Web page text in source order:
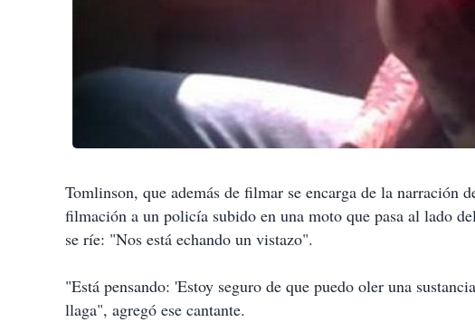
Tomlinson, que además de filmar se encarga de la narración
filmación a un policía subido en una moto que pasa al lado
se ríe: "Nos está echando un vistazo".
"Está pensando: 'Estoy seguro de que puedo oler una
llaga", agregó ese cantante.